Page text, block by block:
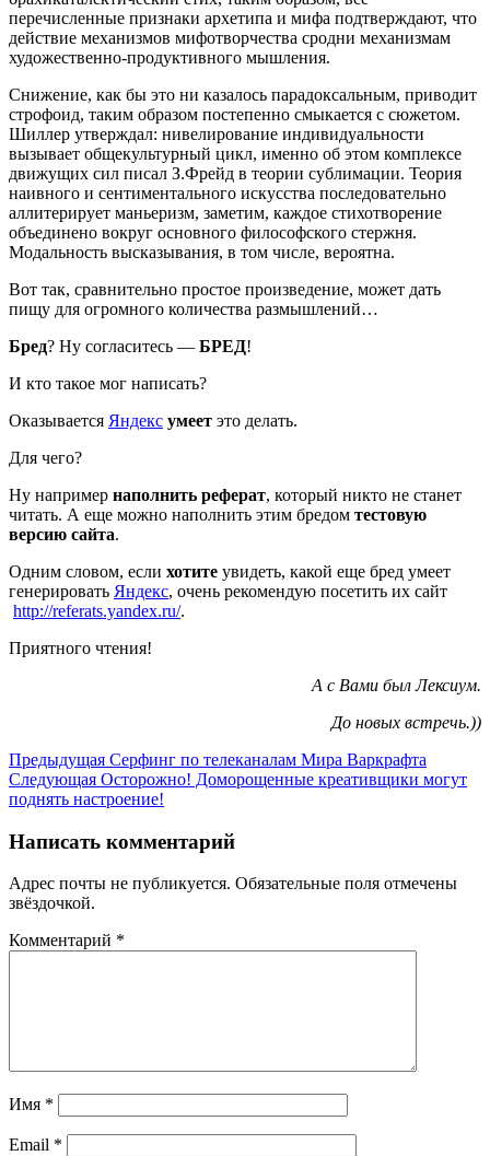
перечисленные признаки архетипа и мифа подтверждают, что
действие механизмов мифотворчества сродни механизмам
художественно-продуктивного мышления.
Снижение, как бы это ни казалось парадоксальным, приводит
строфоид, таким образом постепенно смыкается с сюжетом.
Шиллер утверждал: нивелирование индивидуальности
вызывает общекультурный цикл, именно об этом комплексе
движущих сил писал З.Фрейд в теории сублимации. Теория
наивного и сентиментального искусства последовательно
аллитерирует маньеризм, заметим, каждое стихотворение
объединено вокруг основного философского стержня.
Модальность высказывания, в том числе, вероятна.
Вот так, сравнительно простое произведение, может дать
пищу для огромного количества размышлений…
Бред? Ну согласитесь — БРЕД!
И кто такое мог написать?
Оказывается Яндекс умеет это делать.
Для чего?
Ну например наполнить реферат, который никто не станет
читать. А еще можно наполнить этим бредом тестовую
версию сайта.
Одним словом, если хотите увидеть, какой еще бред умеет
генерировать Яндекс, очень рекомендую посетить их сайт
http://referats.yandex.ru/.
Приятного чтения!
А с Вами был Лексиум.
До новых встречь.))
Предыдущая Серфинг по телеканалам Мира Варкрафта
Следующая Осторожно! Доморощенные креативщики могут
поднять настроение!
Написать комментарий
Адрес почты не публикуется. Обязательные поля отмечены
звёздочкой.
Комментарий *
Имя *
Email *